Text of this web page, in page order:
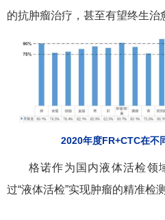
的抗肿瘤治疗，甚至有望终生治
2020年度FR+CTC在不
格诺作为国内液体活检领
过“液体活检”实现肿瘤的精准检